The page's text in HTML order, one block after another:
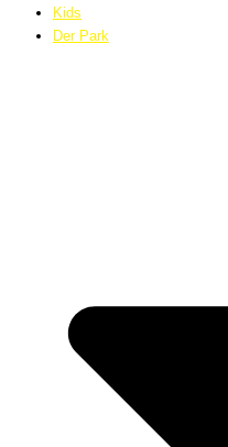
Kids
Der Park